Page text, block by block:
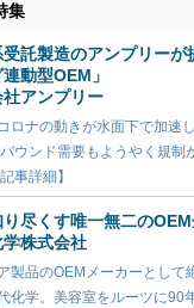
集
託製造のアンプリーが
動型OEM」
アンプリー
ロナの動きが水面下で加速
ウンド需要もようやく規制
事詳細】
尽くす唯一無二の
株式会社
製品のOEMメーカーとして
化学。美容室をルーツに90